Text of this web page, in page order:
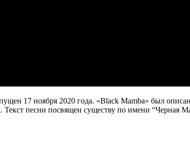
17 ноября 2020 года. «Black Mamba» был
песни посвящен существу по имени “Черная